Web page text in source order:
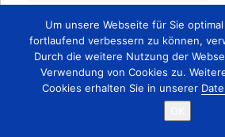
Zurück
Startseite Kontakt Impressum
Copyright © 2015
Um unsere Webseite für Sie
fortlaufend verbessern zu können,
Durch die weitere Nutzung der
Verwendung von Cookies zu.
Cookies erhalten Sie in unserer